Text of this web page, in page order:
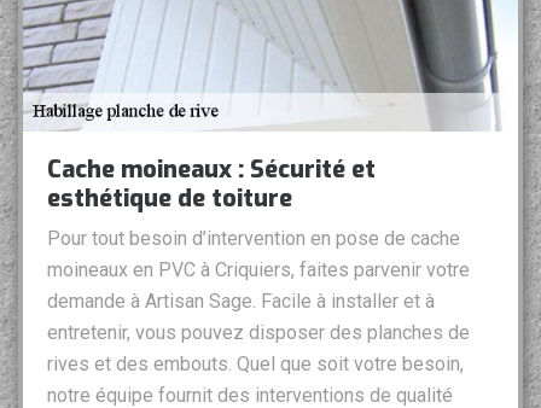
Cache moineaux : Sécurité et
esthétique de toiture
Pour tout besoin d’intervention en pose de cache
moineaux en PVC à Criquiers, faites parvenir votre
demande à Artisan Sage. Facile à installer et à
entretenir, vous pouvez disposer des planches de
rives et des embouts. Quel que soit votre besoin,
notre équipe fournit des interventions de qualité